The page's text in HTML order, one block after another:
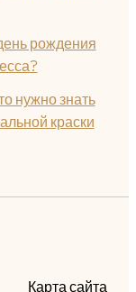
рождения
нужно знать
краски
Карта сайта